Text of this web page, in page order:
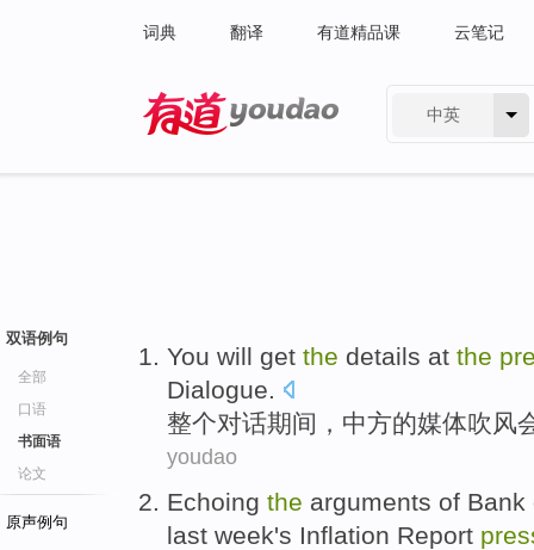
词典 翻译 有道精品课 云笔记
中英
双语例句
全部
口语
书面语
论文
原声例句
You will get the details at the
Dialogue.
整个对话期间，中方的媒体吹风
youdao
Echoing the arguments of
last week's Inflation Report